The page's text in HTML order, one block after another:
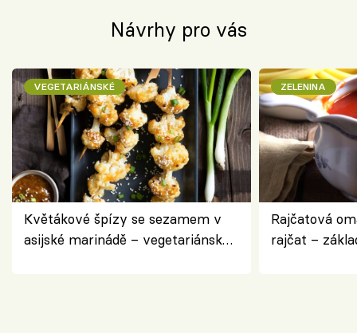
Návrhy pro vás
VEGETARIÁNSKÉ
Květákové špízy se sezamem v
asijské marinádě – vegetariánská
ZELENINA
Rajčatová
rajčat –